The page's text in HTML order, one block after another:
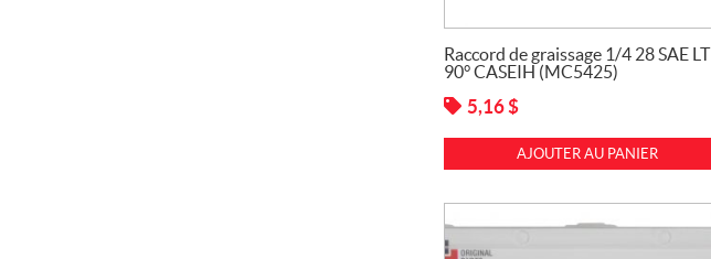
Raccord de graissage 1/4 28 SAE LT
90° CASEIH (MC5425)
5,16$
AJOUTER AU PANIER